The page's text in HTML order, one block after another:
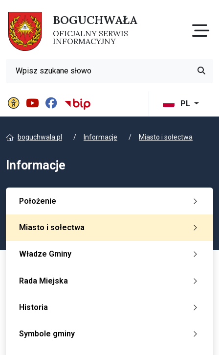
BOGUCHWAŁA
OFICJALNY SERWIS
INFORMACYJNY
PL
Panel ustawień witrynyBIP Gminy Boguchwała
Wyszukiwarka
boguchwala.pl Informacje Miasto i sołectwa
Informacje
Położenie
Miasto i sołectwa
Władze Gminy
Rada Miejska
Historia
Symbole gminy